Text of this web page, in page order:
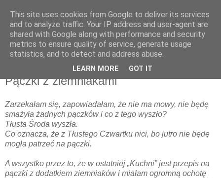
środa, 2 marca 2011
Pączki z ziemniakami
Zarzekałam się, zapowiadałam, że nie ma mowy, nie będę
smażyła żadnych pączków i co z tego wyszło?
Tłusta Środa wyszła.
Co oznacza, że z Tłustego Czwartku nici, bo jutro nie będę
mogła patrzeć na pączki.
A wszystko przez to, że w ostatniej „Kuchni” jest przepis na
pączki z dodatkiem ziemniaków i miałam ogromną ochotę
This site uses cookies from Google to deliver its services
and to analyze traffic. Your IP address and user-agent are
shared with Google along with performance and security
metrics to ensure quality of service, generate usage
statistics, and to detect and address abuse.
LEARN MORE GOT IT